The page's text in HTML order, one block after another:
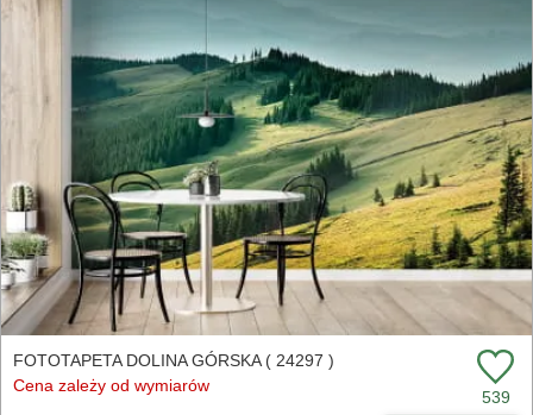
FOTOTAPETA DOLINA GÓRSKA ( 24297 )
Cena zależy od wymiarów
539